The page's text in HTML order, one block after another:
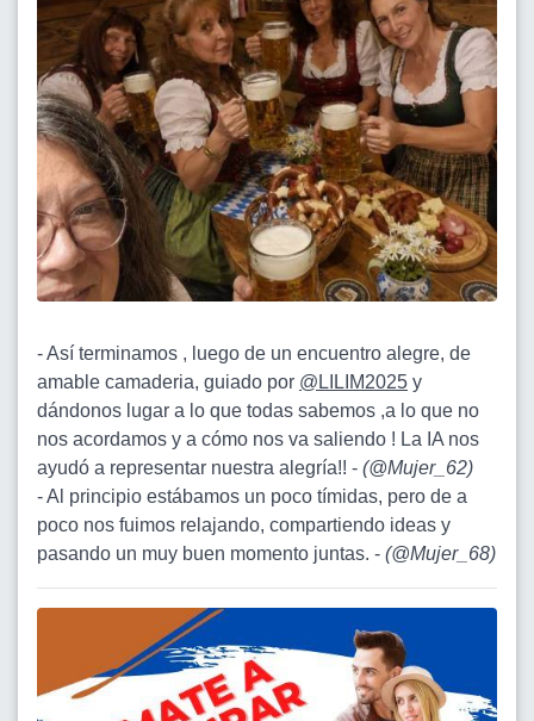
- Así terminamos , luego de un encuentro alegre, de
amable camaderia, guiado por @LILIM2025 y
dándonos lugar a lo que todas sabemos ,a lo que no
nos acordamos y a cómo nos va saliendo ! La IA nos
ayudó a representar nuestra alegría!! - (@Mujer_62)
- Al principio estábamos un poco tímidas, pero de a
poco nos fuimos relajando, compartiendo ideas y
pasando un muy buen momento juntas. - (@Mujer_68)